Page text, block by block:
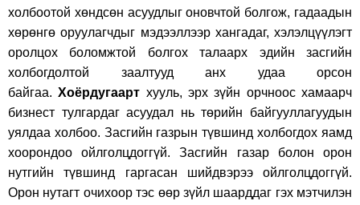
холбоотой хөндсөн асуудлыг оновчтой болгож, гадаадын
хөрөнгө оруулагчдыг мэдээллээр хангадаг, хэлэлцүүлэгт
оролцох боломжтой болгох талаарх эдийн засгийн
холбогдолтой заалтууд анх удаа орсон
байгаа.Хоёрдугаарт хууль, эрх зүйн орчноос хамаарч
бизнест тулгардаг асуудал нь төрийн байгууллагуудын
уялдаа холбоо. Засгийн газрын түвшинд холбогдох яамд
хоорондоо ойлголцдоггүй. Засгийн газар болон орон
нутгийн түвшинд гаргасан шийдвэрээ ойлголцдоггүй.
Орон нутагт очихоор тэс өөр зүйл шаарддаг гэх мэтчилэн